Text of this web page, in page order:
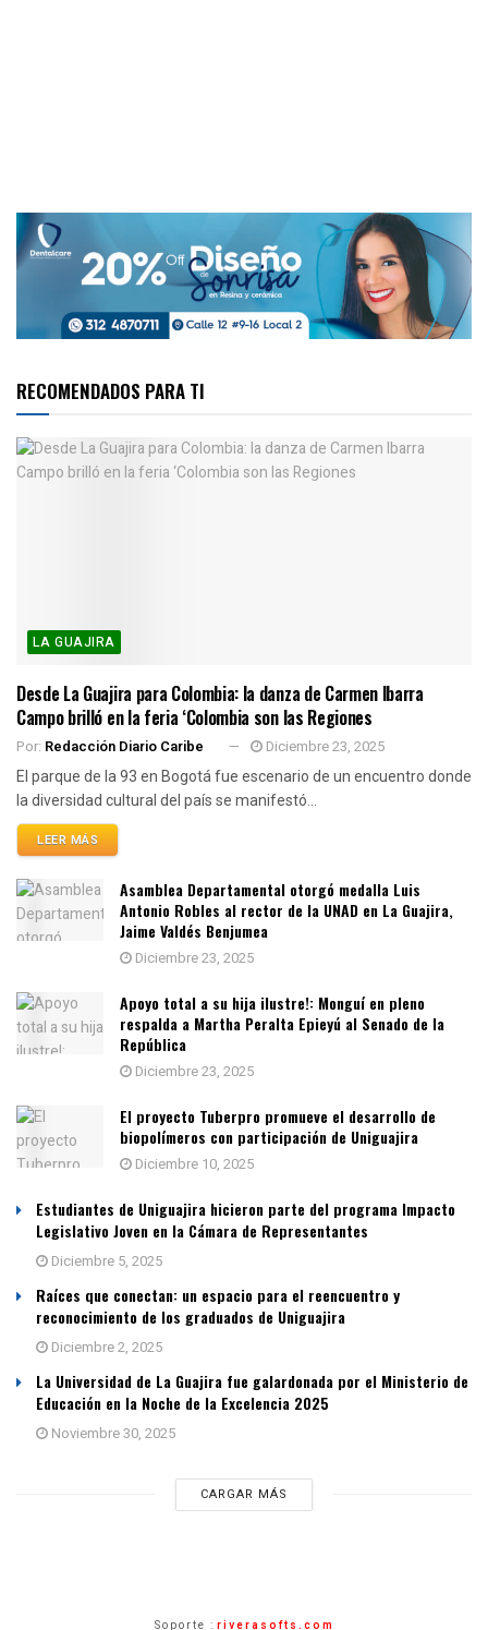
RECOMENDADOS PARA TI
LA GUAJIRA
Desde La Guajira para Colombia: la danza de Carmen Ibarra
Campo brilló en la feria ‘Colombia son las Regiones
Por: Redacción Diario Caribe Diciembre 23, 2025
El parque de la 93 en Bogotá fue escenario de un encuentro donde
la diversidad cultural del país se manifestó...
LEER MÁS
Asamblea Departamental otorgó medalla Luis
Antonio Robles al rector de la UNAD en La Guajira,
Jaime Valdés Benjumea
Diciembre 23, 2025
Apoyo total a su hija ilustre!: Monguí en pleno
respalda a Martha Peralta Epieyú al Senado de la
República
Diciembre 23, 2025
El proyecto Tuberpro promueve el desarrollo de
biopolímeros con participación de Uniguajira
Diciembre 10, 2025
Estudiantes de Uniguajira hicieron parte del programa Impacto
Legislativo Joven en la Cámara de Representantes
Diciembre 5, 2025
Raíces que conectan: un espacio para el reencuentro y
reconocimiento de los graduados de Uniguajira
Diciembre 2, 2025
La Universidad de La Guajira fue galardonada por el Ministerio de
Educación en la Noche de la Excelencia 2025
Noviembre 30, 2025
CARGAR MÁS
Soporte : riverasofts.com